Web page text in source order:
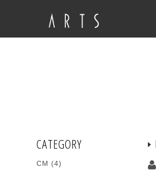
CATEGORY
CM (4)